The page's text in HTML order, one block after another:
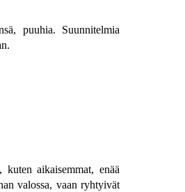
puuhia. Suunnitelmia
aikaisemmat, enää
valossa, vaan ryhtyivät